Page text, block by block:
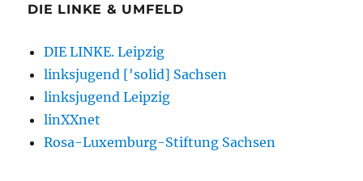
DIE LINKE & UMFELD
DIE LINKE. Leipzig
linksjugend ['solid] Sachsen
linksjugend Leipzig
linXXnet
Rosa-Luxemburg-Stiftung Sachsen